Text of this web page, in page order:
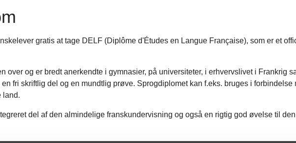
gratis at tage DELF (Diplôme d'Études en Langue Française), som er et
over og er bredt anerkendte i gymnasier, på universiteter, i erhvervslivet i Frankrig
fri skriftlig del og en mundtlig prøve. Sprogdiplomet kan f.eks. bruges i
land.
del af den almindelige franskundervisning og også en rigtig god øvelse til